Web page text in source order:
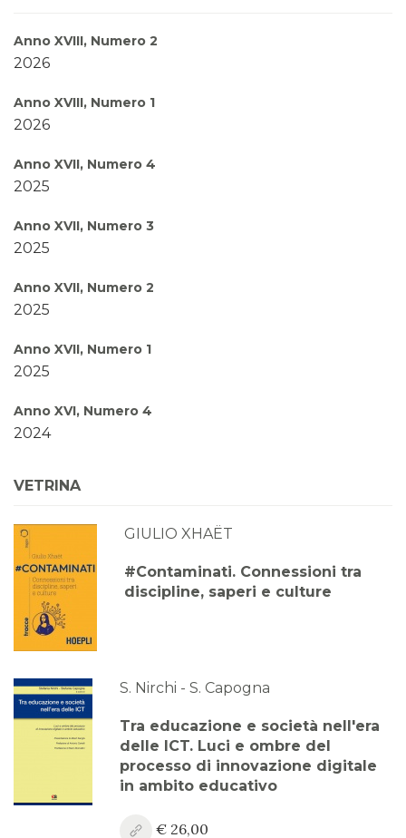
Anno XVIII, Numero 2
2026
Anno XVIII, Numero 1
2026
Anno XVII, Numero 4
2025
Anno XVII, Numero 3
2025
Anno XVII, Numero 2
2025
Anno XVII, Numero 1
2025
Anno XVI, Numero 4
2024
2024
Anno XVI, Numero 2
2024
Anno XVI, Numero 1
2024
2023
Anno XV, Numero 3
Anno XV, Numero 2
2023
VETRINA
GIULIO XHAËT
#Contaminati. Connessioni tra
discipline, saperi e culture
S. Nirchi - S. Capogna
Tra educazione e società nell'era
delle ICT. Luci e ombre del
processo di innovazione digitale
in ambito educativo
€ 26,00